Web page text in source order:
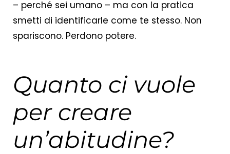
– perché sei umano – ma con la pratica
smetti di identificarle come te stesso. Non
spariscono. Perdono potere.
Quanto ci vuole
per creare
un’abitudine?